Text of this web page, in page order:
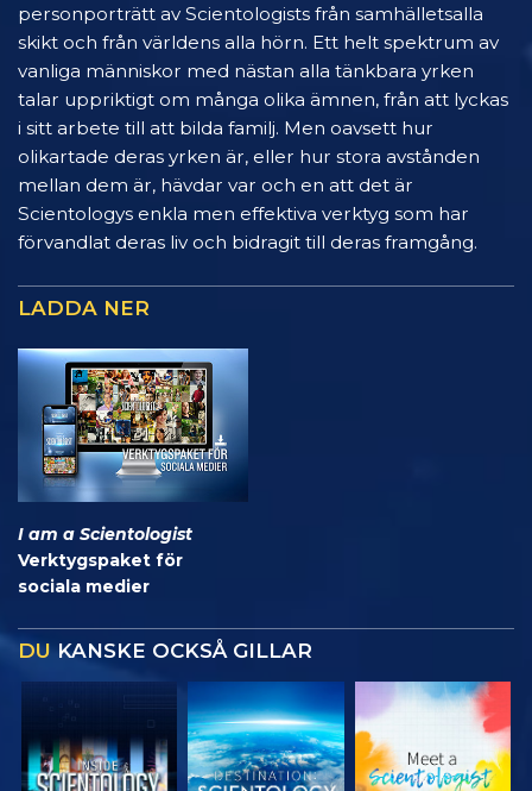
personporträtt av Scientologists från samhälletsalla
skikt och från världens alla hörn. Ett helt spektrum av
vanliga människor med nästan alla tänkbara yrken
talar uppriktigt om många olika ämnen, från att lyckas
i sitt arbete till att bilda familj. Men oavsett hur
olikartade deras yrken är, eller hur stora avstånden
mellan dem är, hävdar var och en att det är
Scientologys enkla men effektiva verktyg som har
förvandlat deras liv och bidragit till deras framgång.
LADDA NER
I am a Scientologist
Verktygspaket för
sociala medier
DUKANSKE OCKSÅ GILLAR